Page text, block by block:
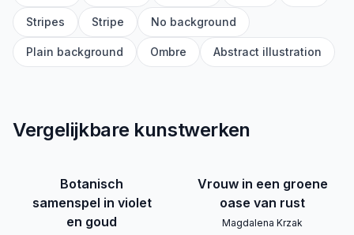
Stripes Stripe No background
Plain background Ombre Abstract illustration
Vergelijkbare kunstwerken
Botanisch
samenspel in violet
en goud
Vrouw in een groene
oase van rust
Magdalena Krzak